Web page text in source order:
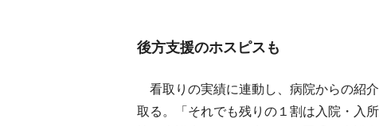
後方支援のホスピスも
看取りの実績に連動し、病院からの紹
取る。「それでも残りの１割は入院・入